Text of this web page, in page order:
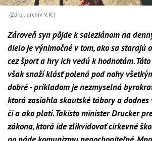
(Zdroj: archív V.R.)
Zároveň syn pôjde k saleziánom na
dielo je výnimočné v tom, ako sa starajú
cez šport a hry ich vedú k hodnotám.
však snaží klásť polená pod nohy
dobré - príkladom je nezmyselná
ktorá zasiahla skautské tábory a dodnes
či a ako platí. Takisto minister Drucker
zákona, ktorá ide zlikvidovať cirkevné